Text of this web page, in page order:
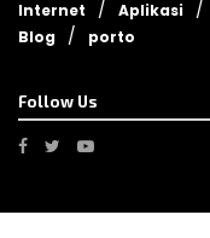
Internet Aplikasi
Blog
porto
Follow Us